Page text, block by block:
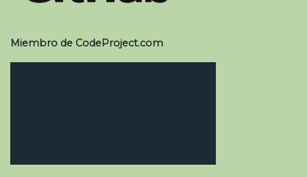
Miembro de CodeProject.com